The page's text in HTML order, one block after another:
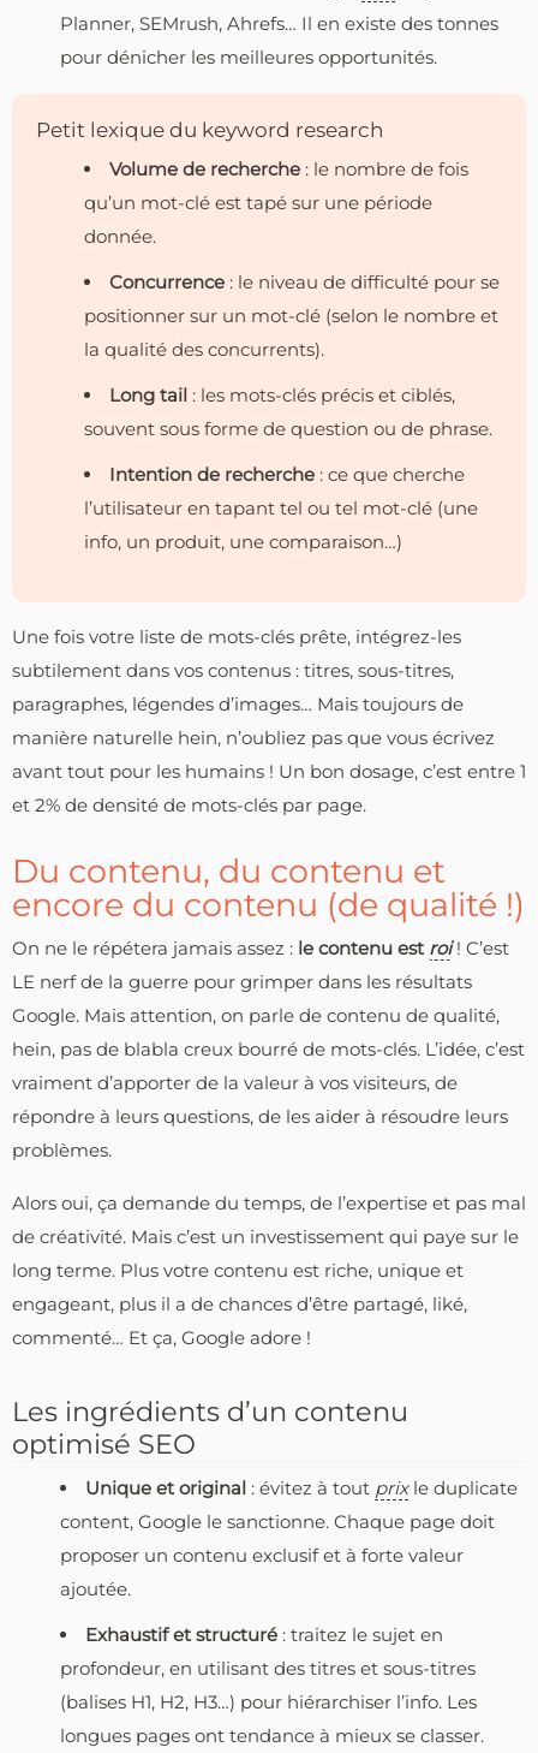
Planner, SEMrush, Ahrefs… Il en existe des tonnes
pour dénicher les meilleures opportunités.
Petit lexique du keyword research
Volume de recherche : le nombre de fois
qu’un mot-clé est tapé sur une période
donnée.
Concurrence : le niveau de difficulté pour se
positionner sur un mot-clé (selon le nombre et
la qualité des concurrents).
Long tail : les mots-clés précis et ciblés,
souvent sous forme de question ou de phrase.
Intention de recherche : ce que cherche
l’utilisateur en tapant tel ou tel mot-clé (une
info, un produit, une comparaison…)
Une fois votre liste de mots-clés prête, intégrez-les
subtilement dans vos contenus : titres, sous-titres,
paragraphes, légendes d’images… Mais toujours de
manière naturelle hein, n’oubliez pas que vous écrivez
avant tout pour les humains ! Un bon dosage, c’est entre 1
et 2% de densité de mots-clés par page.
Du contenu, du contenu et
encore du contenu (de qualité !)
On ne le répétera jamais assez : le contenu est roi! C’est
LE nerf de la guerre pour grimper dans les résultats
Google. Mais attention, on parle de contenu de qualité,
hein, pas de blabla creux bourré de mots-clés. L’idée, c’est
vraiment d’apporter de la valeur à vos visiteurs, de
répondre à leurs questions, de les aider à résoudre leurs
problèmes.
Alors oui, ça demande du temps, de l’expertise et pas mal
de créativité. Mais c’est un investissement qui paye sur le
long terme. Plus votre contenu est riche, unique et
engageant, plus il a de chances d’être partagé, liké,
commenté… Et ça, Google adore !
Les ingrédients d’un contenu
optimisé SEO
Unique et original : évitez à tout prixle duplicate
content, Google le sanctionne. Chaque page doit
proposer un contenu exclusif et à forte valeur
ajoutée.
Exhaustif et structuré : traitez le sujet en
profondeur, en utilisant des titres et sous-titres
(balises H1, H2, H3…) pour hiérarchiser l’info. Les
longues pages ont tendance à mieux se classer.